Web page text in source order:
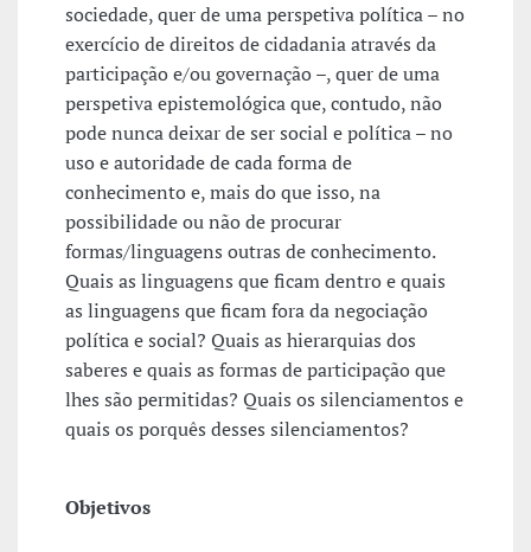
sociedade, quer de uma perspetiva política – no
exercício de direitos de cidadania através da
participação e/ou governação –, quer de uma
perspetiva epistemológica que, contudo, não
pode nunca deixar de ser social e política – no
uso e autoridade de cada forma de
conhecimento e, mais do que isso, na
possibilidade ou não de procurar
formas/linguagens outras de conhecimento.
Quais as linguagens que ficam dentro e quais
as linguagens que ficam fora da negociação
política e social? Quais as hierarquias dos
saberes e quais as formas de participação que
lhes são permitidas? Quais os silenciamentos e
quais os porquês desses silenciamentos?
Objetivos